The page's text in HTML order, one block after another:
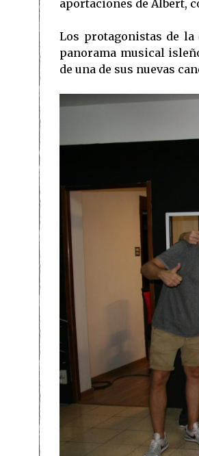
aportaciones de Albert,
Los protagonistas de
panorama musical
de una de sus nuevas